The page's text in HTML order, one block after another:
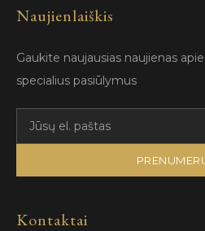
Naujienlaiškis
Gaukite naujausias naujienas
specialius pasiūlymus
Kontaktai